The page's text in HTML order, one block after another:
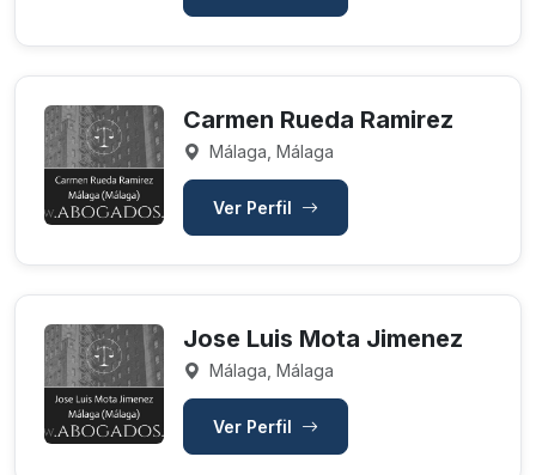
Carmen Rueda Ramirez
Málaga, Málaga
Ver Perfil
Jose Luis Mota Jimenez
Málaga, Málaga
Ver Perfil